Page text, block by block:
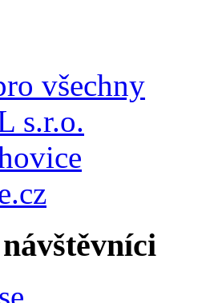
všechny
s.r.o.